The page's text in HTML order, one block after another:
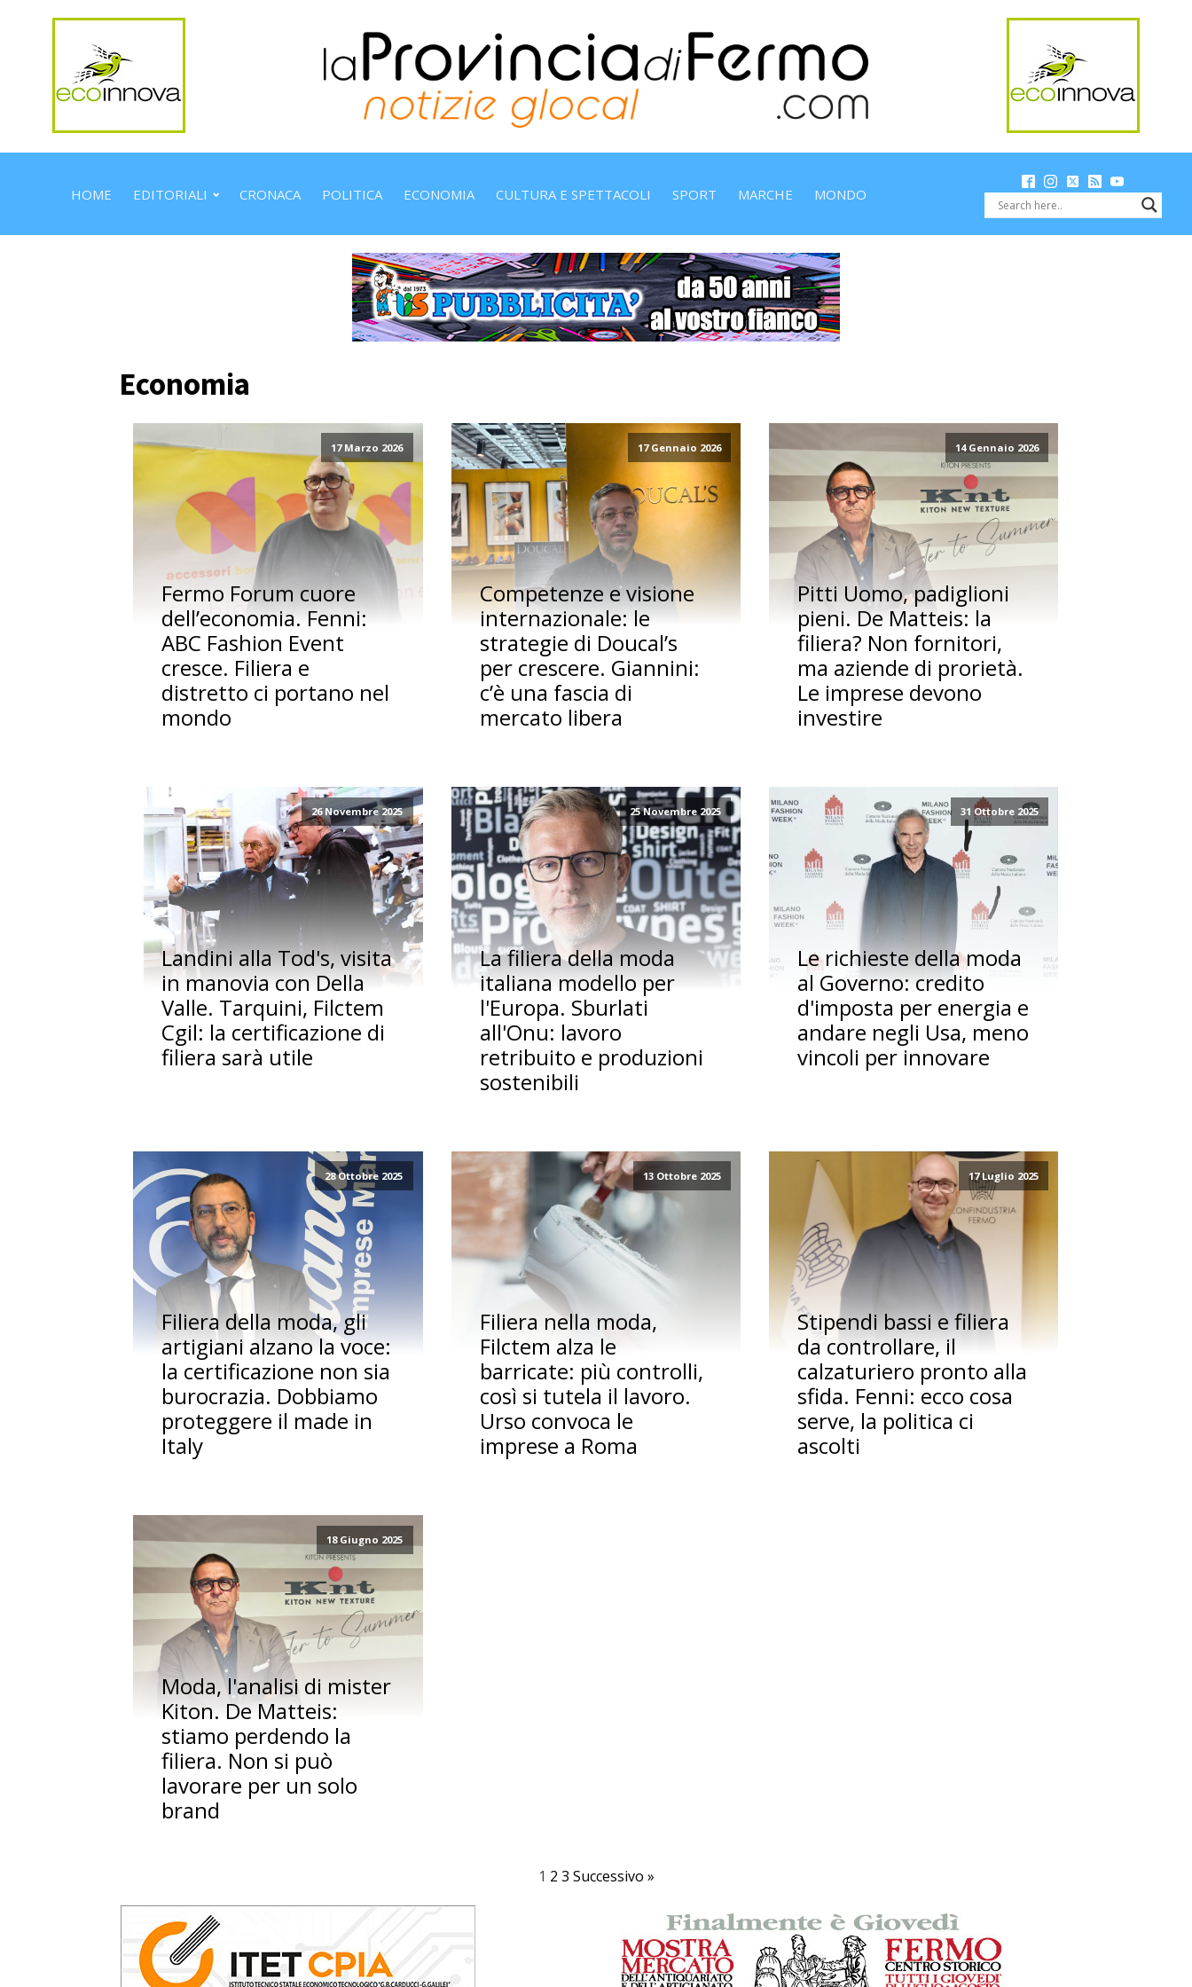
HOME EDITORIALI CRONACA POLITICA ECONOMIA CULTURA E SPETTACOLI SPORT MARCHE MONDO
Economia
17 Marzo 2026
Fermo Forum cuore
dell’economia. Fenni:
ABC Fashion Event
cresce. Filiera e
distretto ci portano nel
mondo
17 Gennaio 2026
Competenze e visione
internazionale: le
strategie di Doucal’s
per crescere. Giannini:
c’è una fascia di
mercato libera
14 Gennaio 2026
Pitti Uomo, padiglioni
pieni. De Matteis: la
filiera? Non fornitori,
ma aziende di prorietà.
Le imprese devono
investire
26 Novembre 2025
Landini alla Tod's, visita
in manovia con Della
Valle. Tarquini, Filctem
Cgil: la certificazione di
filiera sarà utile
25 Novembre 2025
La filiera della moda
italiana modello per
l'Europa. Sburlati
all'Onu: lavoro
retribuito e produzioni
sostenibili
31 Ottobre 2025
Le richieste della moda
al Governo: credito
d'imposta per energia e
andare negli Usa, meno
vincoli per innovare
28 Ottobre 2025
Filiera della moda, gli
artigiani alzano la voce:
la certificazione non sia
burocrazia. Dobbiamo
proteggere il made in
Italy
13 Ottobre 2025
Filiera nella moda,
Filctem alza le
barricate: più controlli,
così si tutela il lavoro.
Urso convoca le
imprese a Roma
17 Luglio 2025
Stipendi bassi e filiera
da controllare, il
calzaturiero pronto alla
sfida. Fenni: ecco cosa
serve, la politica ci
ascolti
18 Giugno 2025
Moda, l'analisi di mister
Kiton. De Matteis:
stiamo perdendo la
filiera. Non si può
lavorare per un solo
brand
1 2 3 Successivo »